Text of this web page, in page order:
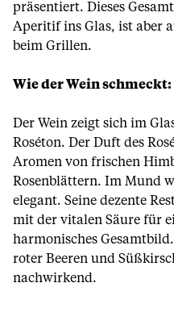
präsentiert. Dieses
Aperitif ins Glas, ist aber
beim Grillen.
Wie der Wein
Der Wein zeigt sich im
Roséton. Der Duft des
Aromen von frischen
Rosenblättern. Im Mund
elegant. Seine dezente
mit der vitalen Säure für
harmonisches
roter Beeren und
nachwirkend.